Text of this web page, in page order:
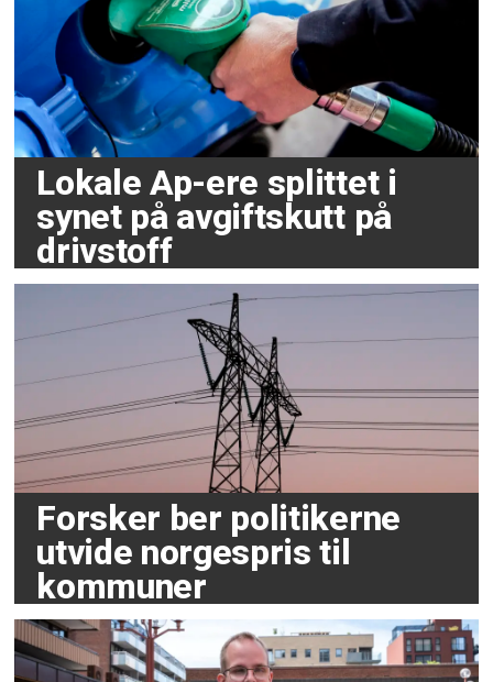
Lokale Ap-ere splittet i
synet på avgiftskutt på
drivstoff
Forsker ber politikerne
utvide norgespris til
kommuner